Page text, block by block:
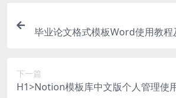
毕业论文格式模板Word使用教程
下一篇
H1>Notion模板库中文版个人管理使